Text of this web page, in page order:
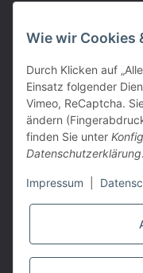
PARTNER
Wie wir Cookies
Durch Klicken auf
Einsatz folgender
Vimeo, ReCaptcha.
ändern
finden Sie unter
Datenschutzerklärung.
Impressum